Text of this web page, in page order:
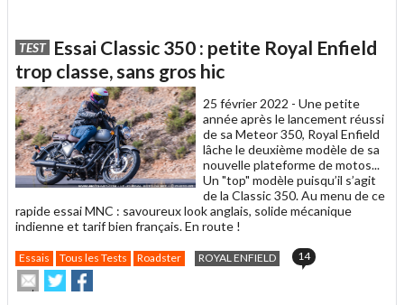
TEST Essai Classic 350 : petite Royal Enfield
trop classe, sans gros hic
25 février 2022 - Une petite
année après le lancement réussi
de sa Meteor 350, Royal Enfield
lâche le deuxième modèle de sa
nouvelle plateforme de motos...
Un "top" modèle puisqu’il s’agit
de la Classic 350. Au menu de ce
rapide essai MNC : savoureux look anglais, solide mécanique
indienne et tarif bien français. En route !
Essais Tous les Tests Roadster ROYAL ENFIELD 14
Envoyer
cet
Partager
sur
sur